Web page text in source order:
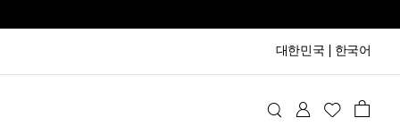
대한민국 한국어